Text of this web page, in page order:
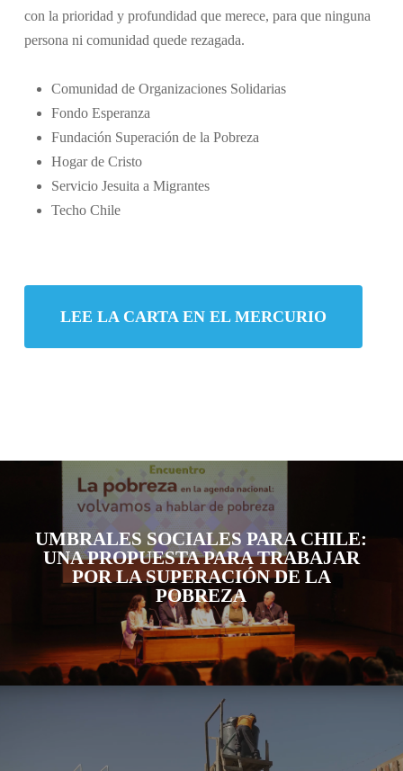
con la prioridad y profundidad que merece, para que ninguna
persona ni comunidad quede rezagada.
Comunidad de Organizaciones Solidarias
Fondo Esperanza
Fundación Superación de la Pobreza
Hogar de Cristo
Servicio Jesuita a Migrantes
Techo Chile
LEE LA CARTA EN EL MERCURIO
UMBRALES SOCIALES PARA CHILE:
UNA PROPUESTA PARA TRABAJAR
POR LA SUPERACIÓN DE LA
POBREZA